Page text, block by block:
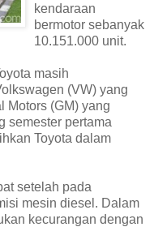
kendaraan
bermotor sebanyak
10.151.000 unit.
masih
(VW) yang
Motors (GM) yang
semester pertama
Toyota dalam
setelah pada
mesin diesel. Dalam
kecurangan dengan